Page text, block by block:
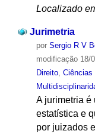
Localizado
Jurimetria
por Sergio R V
modificação18/
Direito, Ciências
A jurimetria é
estatística e
por juizados